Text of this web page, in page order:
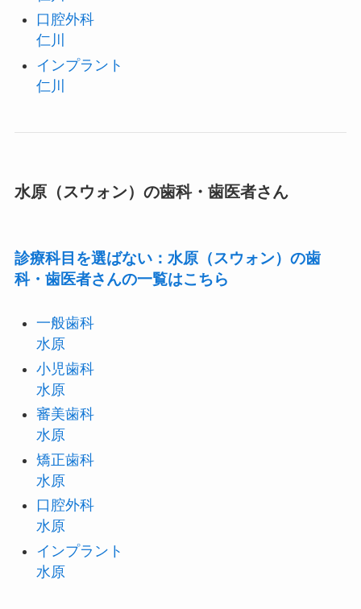
口腔外科
仁川
インプラント
仁川
水原（スウォン）の歯科・歯医者さん
診療科目を選ばない：水原（スウォン）の歯
科・歯医者さんの一覧はこちら
一般歯科
水原
小児歯科
水原
審美歯科
水原
矯正歯科
水原
口腔外科
水原
インプラント
水原